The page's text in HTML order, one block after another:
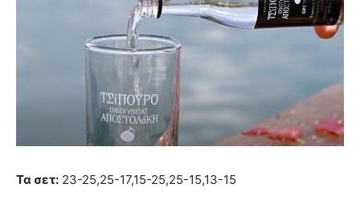
Τα σετ: 23-25,25-17,15-25,25-15,13-15